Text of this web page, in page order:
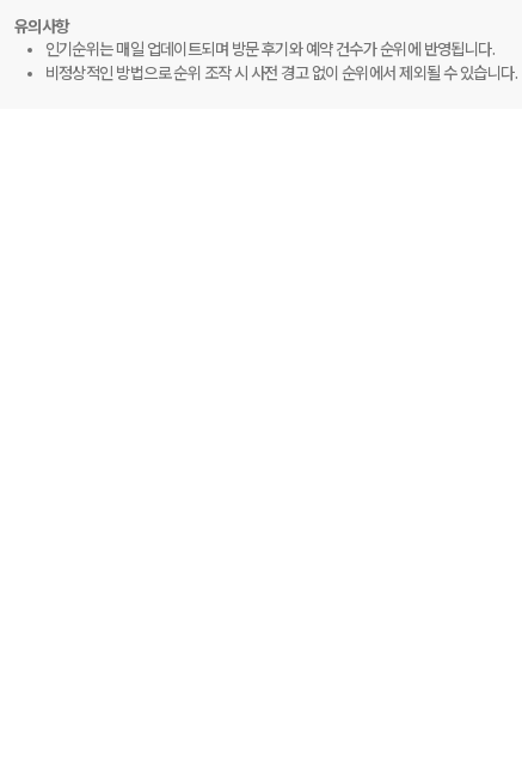
유의사항
인기순위는 매일 업데이트되며 방문 후기와 예약 건수가 순위에 반영됩니다.
비정상적인 방법으로 순위 조작 시 사전 경고 없이 순위에서 제외될 수 있습니다.